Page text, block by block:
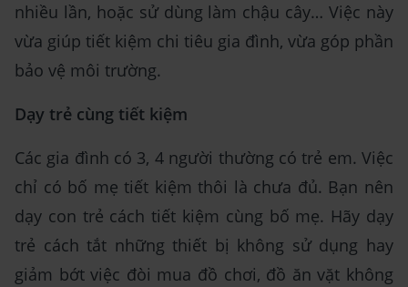
nhiều lần, hoặc sử dùng làm chậu cây… Việc này
vừa giúp tiết kiệm chi tiêu gia đình, vừa góp phần
bảo vệ môi trường.
Dạy trẻ cùng tiết kiệm
Các gia đình có 3, 4 người thường có trẻ em. Việc
chỉ có bố mẹ tiết kiệm thôi là chưa đủ. Bạn nên
dạy con trẻ cách tiết kiệm cùng bố mẹ. Hãy dạy
trẻ cách tắt những thiết bị không sử dụng hay
giảm bớt việc đòi mua đồ chơi, đồ ăn vặt không